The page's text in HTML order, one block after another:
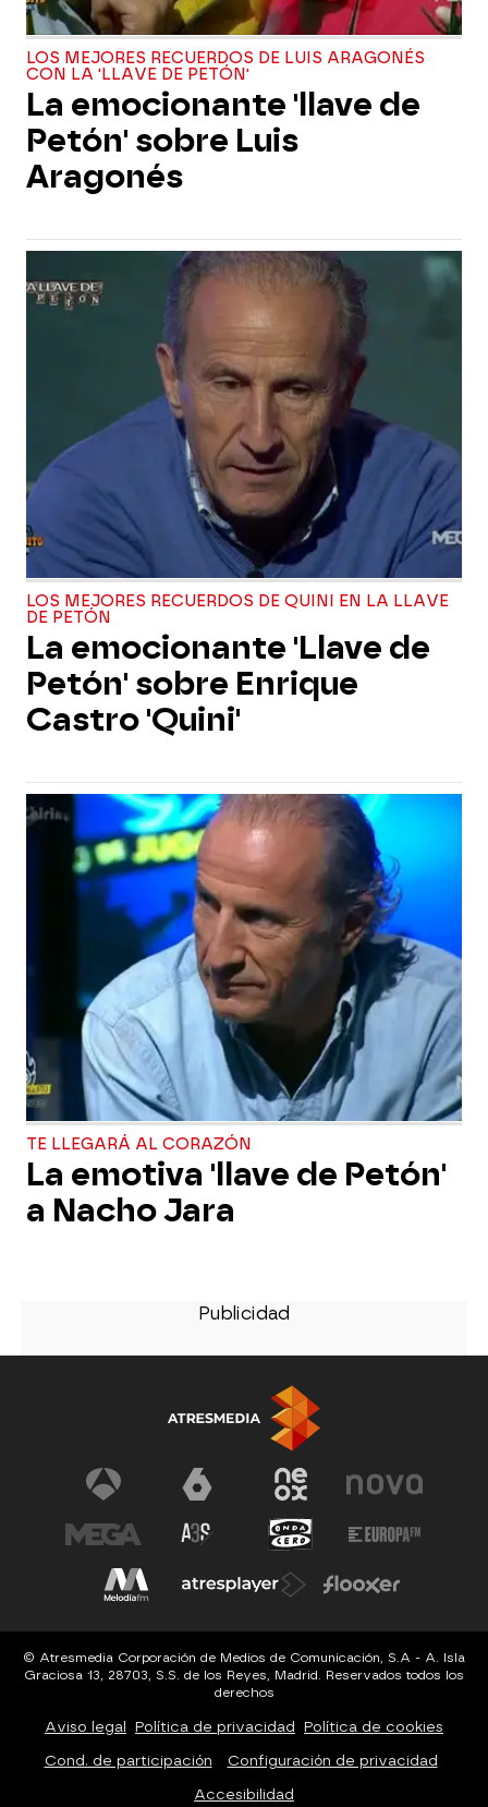
LOS MEJORES RECUERDOS DE LUIS ARAGONÉS
CON LA 'LLAVE DE PETÓN'
La emocionante 'llave de
Petón' sobre Luis
Aragonés
LOS MEJORES RECUERDOS DE QUINI EN LA LLAVE
DE PETÓN
La emocionante 'Llave de
Petón' sobre Enrique
Castro 'Quini'
TE LLEGARÁ AL CORAZÓN
La emotiva 'llave de Petón'
a Nacho Jara
© Atresmedia Corporación de Medios de Comunicación, S.A - A. Isla
Graciosa 13, 28703, S.S. de los Reyes, Madrid. Reservados todos los
derechos
Aviso legal Política de privacidad Política de cookies
Cond. de participación Configuración de privacidad
Accesibilidad